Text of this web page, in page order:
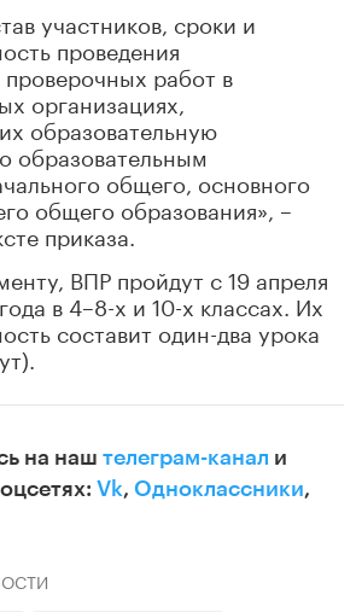
участников, сроки и
проведения
работ в
организациях,
образовательную
образовательным
общего, основного
общего образования», –
приказа.
ВПР пройдут с 19 апреля
в 4–8-х и 10-х классах. Их
составит один-два урока
на наш телеграм-канал и
Vk, Одноклассники,